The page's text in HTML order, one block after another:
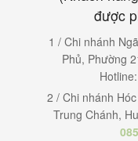
được
1 / Chi nhánh
Phủ, Phường
Hotline:
2 / Chi nhánh
Trung Chánh,